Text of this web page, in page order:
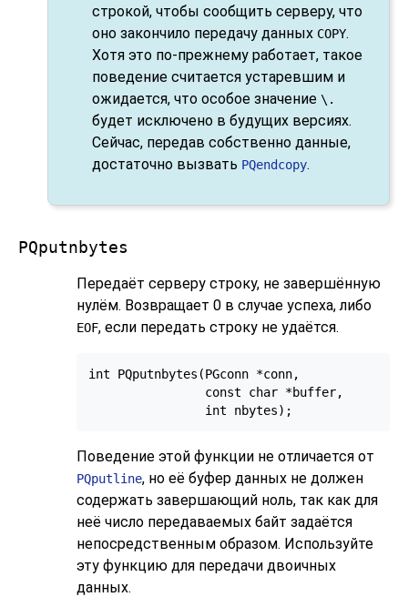
строкой, чтобы сообщить серверу, что
оно закончило передачу данных COPY.
Хотя это по-прежнему работает, такое
поведение считается устаревшим и
ожидается, что особое значение \.
будет исключено в будущих версиях.
Сейчас, передав собственно данные,
достаточно вызвать PQendcopy.
PQputnbytes
Передаёт серверу строку, не завершённую
нулём. Возвращает 0 в случае успеха, либо
EOF, если передать строку не удаётся.
int PQputnbytes(PGconn *conn,
                const char *buffer,
Поведение этой функции не отличается от
PQputline, но её буфер данных не должен
содержать завершающий ноль, так как для
неё число передаваемых байт задаётся
непосредственным образом. Используйте
эту функцию для передачи двоичных
данных.